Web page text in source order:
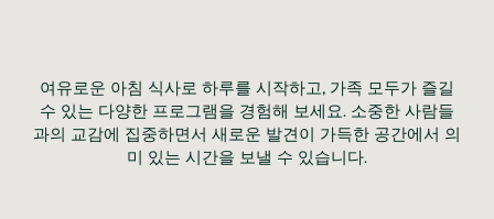
여유로운 아침 식사로 하루를 시작하고, 가족 모두가 즐길
수 있는 다양한 프로그램을 경험해 보세요. 소중한 사람들
과의 교감에 집중하면서 새로운 발견이 가득한 공간에서 의
미 있는 시간을 보낼 수 있습니다.